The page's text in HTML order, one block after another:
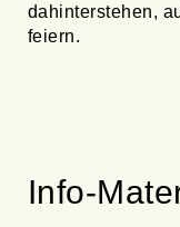
dahinterstehen,
feiern.
Info-